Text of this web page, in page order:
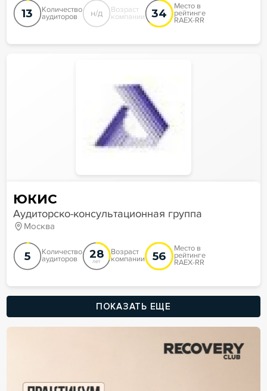
13 Количество
аудиторов н/д Возраст
компании 34
Место в
рейтинге
RAEX-RR
ЮКИС
Аудиторско-консультационная группа
Москва
5 Количество
аудиторов 28
лет
Возраст
компании 56
Место в
рейтинге
RAEX-RR
ПОКАЗАТЬ ЕЩЕ